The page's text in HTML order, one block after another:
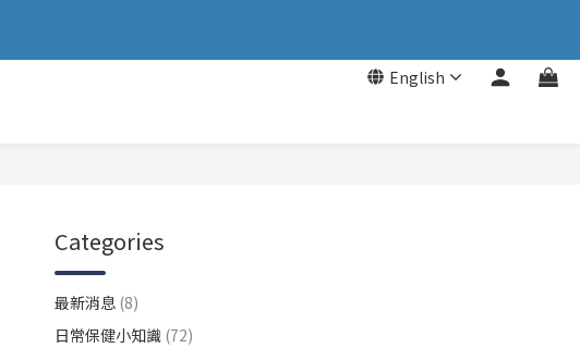
English
Categories
最新消息 (8)
日常保健小知識 (72)